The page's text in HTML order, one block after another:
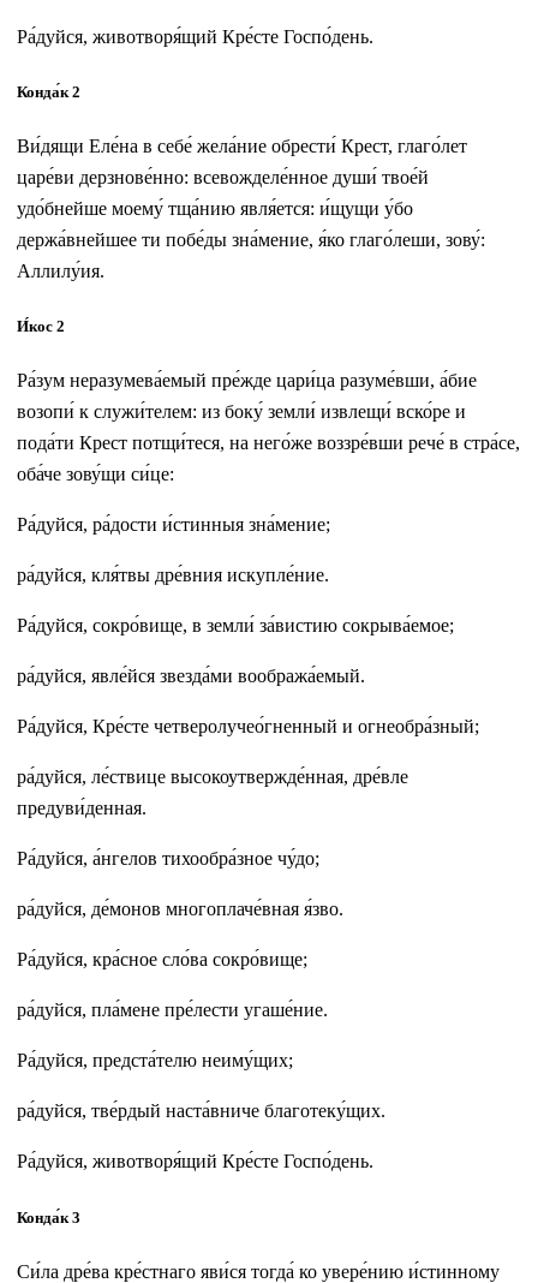
Ра́дуйся, животворя́щий Кре́сте Госпо́день.
Конда́к 2
Ви́дящи Еле́на в себе́ жела́ние обрести́ Крест, глаго́лет
царе́ви дерзнове́нно: всевожделе́нное души́ твое́й
удо́бнейше моему́ тща́нию явля́ется: и́щущи у́бо
держа́внейшее ти побе́ды зна́мение, я́ко глаго́леши, зову́:
Аллилу́ия.
И́кос 2
Ра́зум неразумева́емый пре́жде цари́ца разуме́вши, а́бие
возопи́ к служи́телем: из боку́ земли́ извлещи́ вско́ре и
пода́ти Крест потщи́теся, на него́же воззре́вши рече́ в стра́се,
оба́че зову́щи си́це:
Ра́дуйся, ра́дости и́стинныя зна́мение;
ра́дуйся, кля́твы дре́вния искупле́ние.
Ра́дуйся, сокро́вище, в земли́ за́вистию сокрыва́емое;
ра́дуйся, явле́йся звезда́ми вообража́емый.
Ра́дуйся, Кре́сте четверолучео́гненный и огнеобра́зный;
ра́дуйся, ле́ствице высокоутвержде́нная, дре́вле
предуви́денная.
Ра́дуйся, а́нгелов тихообра́зное чу́до;
ра́дуйся, де́монов многоплаче́вная я́зво.
Ра́дуйся, кра́сное сло́ва сокро́вище;
ра́дуйся, пла́мене пре́лести угаше́ние.
Ра́дуйся, предста́телю неиму́щих;
ра́дуйся, тве́рдый наста́вниче благотеку́щих.
Ра́дуйся, животворя́щий Кре́сте Госпо́день.
Конда́к 3
Си́ла дре́ва кре́стнаго яви́ся тогда́ ко увере́нию и́стинному